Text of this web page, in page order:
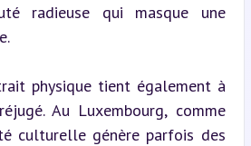
radieuse qui masque une
physique tient également à
Au Luxembourg, comme
culturelle génère parfois des